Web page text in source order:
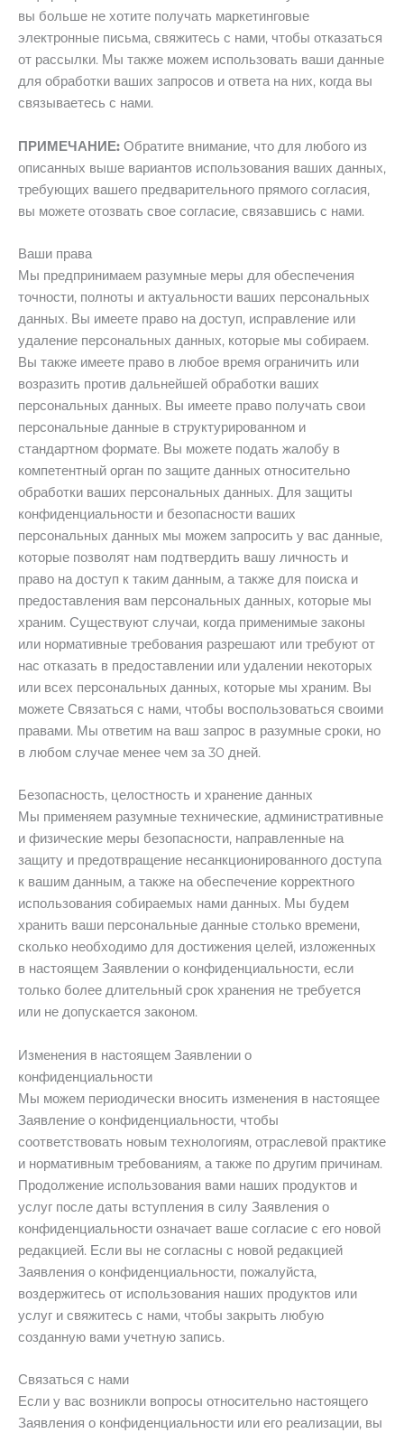
вы больше не хотите получать маркетинговые
электронные письма, свяжитесь с нами, чтобы отказаться
от рассылки. Мы также можем использовать ваши данные
для обработки ваших запросов и ответа на них, когда вы
связываетесь с нами.
ПРИМЕЧАНИЕ: Обратите внимание, что для любого из
описанных выше вариантов использования ваших данных,
требующих вашего предварительного прямого согласия,
вы можете отозвать свое согласие, связавшись с нами.
Ваши права
Мы предпринимаем разумные меры для обеспечения
точности, полноты и актуальности ваших персональных
данных. Вы имеете право на доступ, исправление или
удаление персональных данных, которые мы собираем.
Вы также имеете право в любое время ограничить или
возразить против дальнейшей обработки ваших
персональных данных. Вы имеете право получать свои
персональные данные в структурированном и
стандартном формате. Вы можете подать жалобу в
компетентный орган по защите данных относительно
обработки ваших персональных данных. Для защиты
конфиденциальности и безопасности ваших
персональных данных мы можем запросить у вас данные,
которые позволят нам подтвердить вашу личность и
право на доступ к таким данным, а также для поиска и
предоставления вам персональных данных, которые мы
храним. Существуют случаи, когда применимые законы
или нормативные требования разрешают или требуют от
нас отказать в предоставлении или удалении некоторых
или всех персональных данных, которые мы храним. Вы
можете Связаться с нами, чтобы воспользоваться своими
правами. Мы ответим на ваш запрос в разумные сроки, но
в любом случае менее чем за 30 дней.
Безопасность, целостность и хранение данных
Мы применяем разумные технические, административные
и физические меры безопасности, направленные на
защиту и предотвращение несанкционированного доступа
к вашим данным, а также на обеспечение корректного
использования собираемых нами данных. Мы будем
хранить ваши персональные данные столько времени,
сколько необходимо для достижения целей, изложенных
в настоящем Заявлении о конфиденциальности, если
только более длительный срок хранения не требуется
или не допускается законом.
Изменения в настоящем Заявлении о
конфиденциальности
Мы можем периодически вносить изменения в настоящее
Заявление о конфиденциальности, чтобы
соответствовать новым технологиям, отраслевой практике
и нормативным требованиям, а также по другим причинам.
Продолжение использования вами наших продуктов и
услуг после даты вступления в силу Заявления о
конфиденциальности означает ваше согласие с его новой
редакцией. Если вы не согласны с новой редакцией
Заявления о конфиденциальности, пожалуйста,
воздержитесь от использования наших продуктов или
услуг и свяжитесь с нами, чтобы закрыть любую
созданную вами учетную запись.
Связаться с нами
Если у вас возникли вопросы относительно настоящего
Заявления о конфиденциальности или его реализации, вы